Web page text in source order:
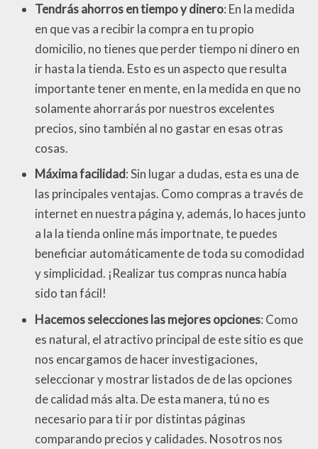
Tendrás ahorros en tiempo y dinero: En la medida
en que vas a recibir la compra en tu propio
domicilio, no tienes que perder tiempo ni dinero en
ir hasta la tienda. Esto es un aspecto que resulta
importante tener en mente, en la medida en que no
solamente ahorrarás por nuestros excelentes
precios, sino también al no gastar en esas otras
cosas.
Máxima facilidad: Sin lugar a dudas, esta es una de
las principales ventajas. Como compras a través de
internet en nuestra página y, además, lo haces junto
a la la tienda online más importnate, te puedes
beneficiar automáticamente de toda su comodidad
y simplicidad. ¡Realizar tus compras nunca había
sido tan fácil!
Hacemos selecciones las mejores opciones: Como
es natural, el atractivo principal de este sitio es que
nos encargamos de hacer investigaciones,
seleccionar y mostrar listados de de las opciones
de calidad más alta. De esta manera, tú no es
necesario para ti ir por distintas páginas
comparando precios y calidades. Nosotros nos